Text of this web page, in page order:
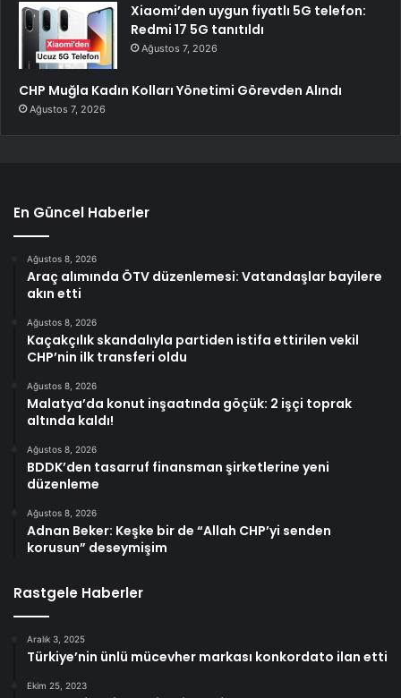
Xiaomi’den uygun fiyatlı 5G telefon:
Redmi 17 5G tanıtıldı
Ağustos 7, 2026
CHP Muğla Kadın Kolları Yönetimi Görevden Alındı
Ağustos 7, 2026
En Güncel Haberler
Ağustos 8, 2026
Araç alımında ÖTV düzenlemesi: Vatandaşlar bayilere
akın etti
Ağustos 8, 2026
Kaçakçılık skandalıyla partiden istifa ettirilen vekil
CHP’nin ilk transferi oldu
Ağustos 8, 2026
Malatya’da konut inşaatında göçük: 2 işçi toprak
altında kaldı!
Ağustos 8, 2026
BDDK’den tasarruf finansman şirketlerine yeni
düzenleme
Ağustos 8, 2026
Adnan Beker: Keşke bir de “Allah CHP’yi senden
korusun” deseymişim
Rastgele Haberler
Aralık 3, 2025
Türkiye’nin ünlü mücevher markası konkordato ilan etti
Ekim 25, 2023